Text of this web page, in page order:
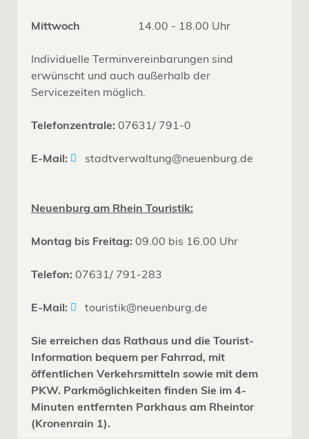
Mittwoch 14.00 - 18.00 Uhr
Individuelle Terminvereinbarungen sind
erwünscht und auch außerhalb der
Servicezeiten möglich.
Telefonzentrale: 07631/ 791-0
E-Mail: stadtverwaltung@neuenburg.de
Neuenburg am Rhein Touristik:
Montag bis Freitag: 09.00 bis 16.00 Uhr
Telefon: 07631/ 791-283
E-Mail: touristik@neuenburg.de
Sie erreichen das Rathaus und die Tourist-
Information bequem per Fahrrad, mit
öffentlichen Verkehrsmitteln sowie mit dem
PKW. Parkmöglichkeiten finden Sie im 4-
Minuten entfernten Parkhaus am Rheintor
(Kronenrain 1).